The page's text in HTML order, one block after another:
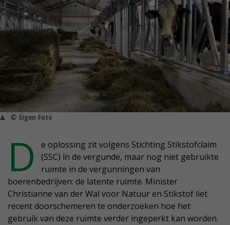
© Eigen Foto
D
e oplossing zit volgens Stichting Stikstofclaim
(SSC) in de vergunde, maar nog niet gebruikte
ruimte in de vergunningen van
boerenbedrijven: de latente ruimte. Minister
Christianne van der Wal voor Natuur en Stikstof liet
recent doorschemeren te onderzoeken hoe het
gebruik van deze ruimte verder ingeperkt kan worden.